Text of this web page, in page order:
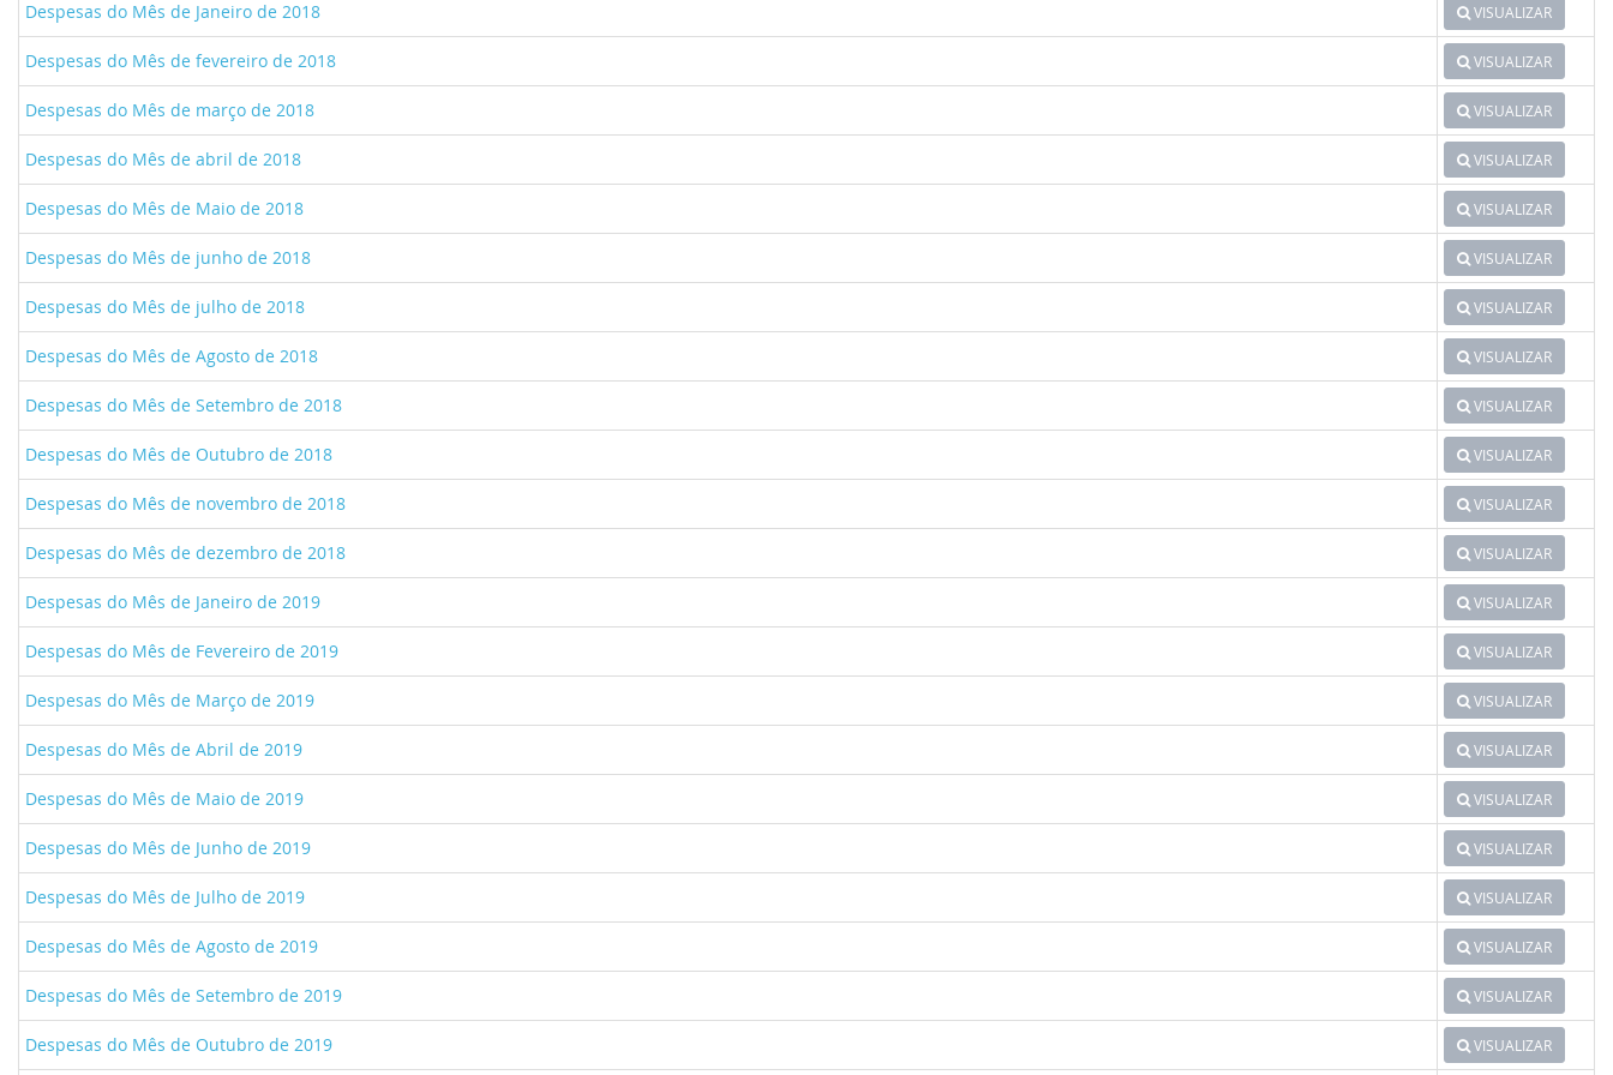
Despesas do Mês de Janeiro de 2018 VISUALIZAR
Despesas do Mês de fevereiro de 2018 VISUALIZAR
Despesas do Mês de março de 2018 VISUALIZAR
Despesas do Mês de abril de 2018 VISUALIZAR
Despesas do Mês de Maio de 2018 VISUALIZAR
Despesas do Mês de junho de 2018 VISUALIZAR
Despesas do Mês de julho de 2018 VISUALIZAR
Despesas do Mês de Agosto de 2018 VISUALIZAR
Despesas do Mês de Setembro de 2018 VISUALIZAR
Despesas do Mês de Outubro de 2018 VISUALIZAR
Despesas do Mês de novembro de 2018 VISUALIZAR
Despesas do Mês de dezembro de 2018 VISUALIZAR
Despesas do Mês de Janeiro de 2019 VISUALIZAR
Despesas do Mês de Fevereiro de 2019 VISUALIZAR
Despesas do Mês de Março de 2019 VISUALIZAR
Despesas do Mês de Abril de 2019 VISUALIZAR
Despesas do Mês de Maio de 2019 VISUALIZAR
Despesas do Mês de Junho de 2019 VISUALIZAR
Despesas do Mês de Julho de 2019 VISUALIZAR
Despesas do Mês de Agosto de 2019 VISUALIZAR
Despesas do Mês de Setembro de 2019 VISUALIZAR
Despesas do Mês de Outubro de 2019 VISUALIZAR